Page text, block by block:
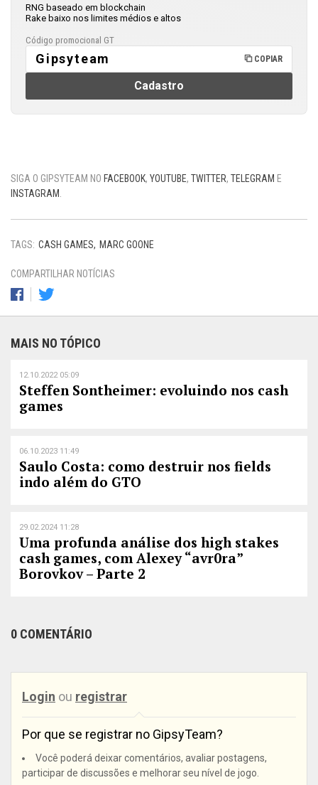
RNG baseado em blockchain
Rake baixo nos limites médios e altos
Código promocional GT
Gipsyteam COPIAR
Cadastro
SIGA O GIPSYTEAM NO FACEBOOK, YOUTUBE, TWITTER, TELEGRAM E
INSTAGRAM
TAGS: CASH GAMES MARC GOONE
COMPARTILHAR NOTÍCIAS
MAIS NO TÓPICO
12.10.2022 05:09
Steffen Sontheimer: evoluindo nos cash
games
06.10.2023 11:49
Saulo Costa: como destruir nos fields
indo além do GTO
29.02.2024 11:28
Uma profunda análise dos high stakes
cash games, com Alexey “avr0ra”
Borovkov – Parte 2
0 COMENTÁRIO
Login ou registrar
Por que se registrar no GipsyTeam?
Você poderá deixar comentários, avaliar postagens,
participar de discussões e melhorar seu nível de jogo.